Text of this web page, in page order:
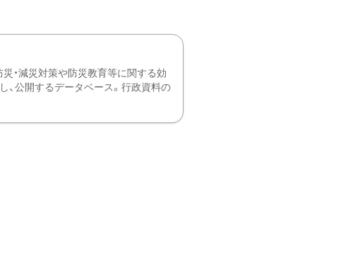
・減災対策や防災教育等に関する効
、公開するデータベース。行政資料の